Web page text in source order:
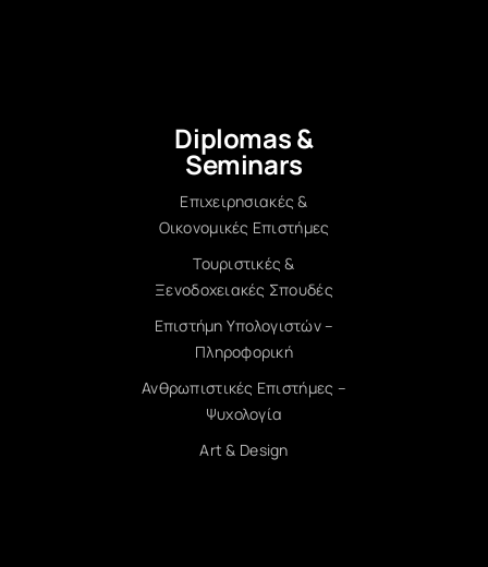
Diplomas &
Seminars
Επιχειρησιακές &
Οικονομικές Επιστήμες
Τουριστικές &
Ξενοδοχειακές Σπουδές
Επιστήμη Υπολογιστών –
Πληροφορική
Ανθρωπιστικές Επιστήμες –
Ψυχολογία
Art & Design